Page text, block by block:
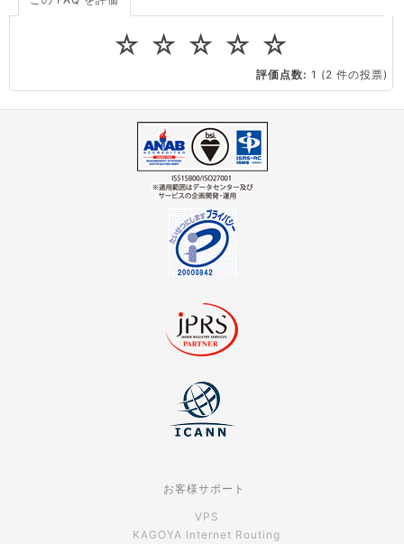
CPUやメモリをアップグレードしたい
☆
☆
☆
☆
☆
評価点数: 1 (2 件の投票)
お客様サポート
VPS
KAGOYA Internet Routing